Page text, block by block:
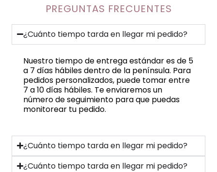
PREGUNTAS FRECUENTES
¿Cuánto tiempo tarda en llegar mi pedido?
Nuestro tiempo de entrega estándar es de 5
a 7 días hábiles dentro de la península. Para
pedidos personalizados, puede tomar entre
7 a 10 días hábiles. Te enviaremos un
número de seguimiento para que puedas
monitorear tu pedido.
¿Cuánto tiempo tarda en llegar mi pedido?
¿Cuánto tiempo tarda en llegar mi pedido?